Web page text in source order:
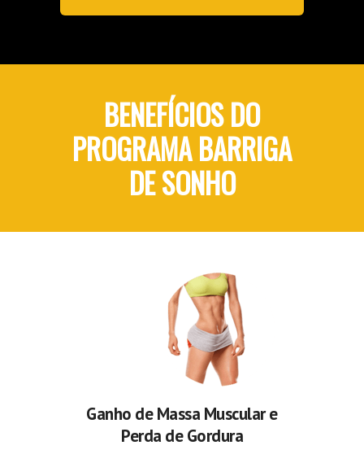
BENEFÍCIOS DO
PROGRAMA BARRIGA
DE SONHO
Ganho de Massa Muscular e
Perda de Gordura